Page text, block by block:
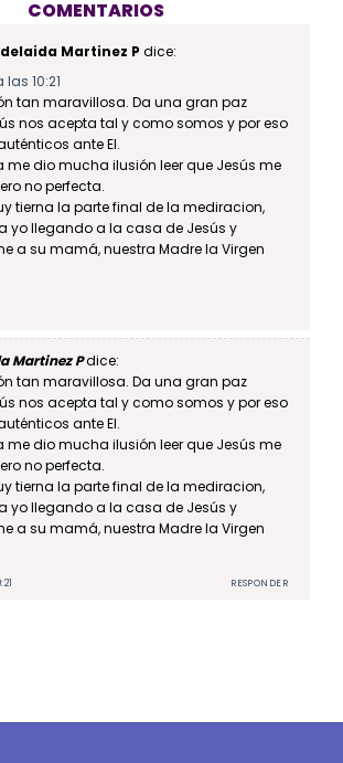
COMENTARIOS
Martinez P dice:
las 10:21
tan maravillosa. Da una gran paz
nos acepta tal y como somos y por eso
ante El.
me dio mucha ilusión leer que Jesús me
no perfecta.
tierna la parte final de la mediracion,
yo llegando a la casa de Jesús y
a su mamá, nuestra Madre la Virgen
Martinez Pdice:
tan maravillosa. Da una gran paz
nos acepta tal y como somos y por eso
ante El.
me dio mucha ilusión leer que Jesús me
no perfecta.
tierna la parte final de la mediracion,
yo llegando a la casa de Jesús y
a su mamá, nuestra Madre la Virgen
RESPONDER